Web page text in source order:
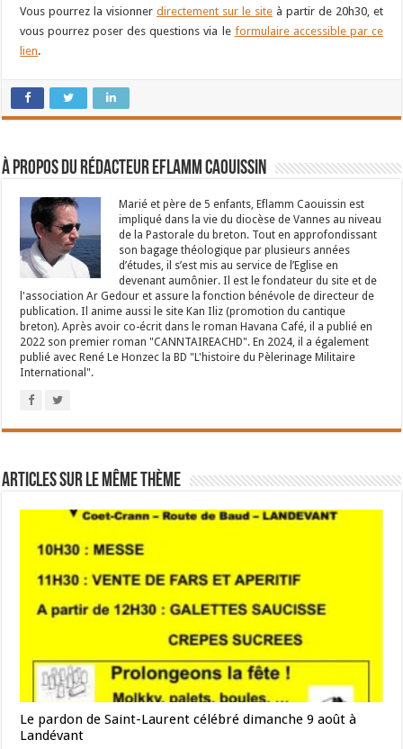
Vous pourrez la visionnerdirectement sur le siteà partir de 20h30, et
vous pourrez poser des questions via le formulaire accessible par ce
lien.
À propos du rédacteur Eflamm Caouissin
Marié et père de 5 enfants, Eflamm Caouissin est
impliqué dans la vie du diocèse de Vannes au niveau
de la Pastorale du breton. Tout en approfondissant
son bagage théologique par plusieurs années
d’études, il s’est mis au service de l’Eglise en
devenant aumônier. Il est le fondateur du site et de
l'association Ar Gedour et assure la fonction bénévole de directeur de
publication. Il anime aussi le site Kan Iliz (promotion du cantique
breton). Après avoir co-écrit dans le roman Havana Café, il a publié en
2022 son premier roman "CANNTAIREACHD". En 2024, il a également
publié avec René Le Honzec la BD "L'histoire du Pèlerinage Militaire
International".
Articles sur le même thème
Le pardon de Saint-Laurent célébré dimanche 9 août à
Landévant